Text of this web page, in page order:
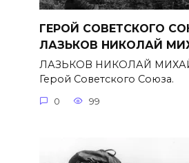
ГЕРОЙ СОВЕТСКОГО
ЛАЗЬКОВ НИКОЛАЙ
ЛАЗЬКОВ НИКОЛАЙ
Герой Советского Союза.
0 99